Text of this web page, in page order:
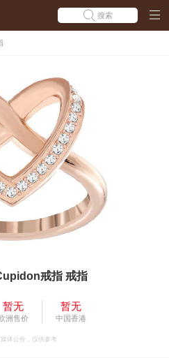
搜索
戒指 戒指
暂无
洲售价
暂无
中国香港
体公价，仅供参考